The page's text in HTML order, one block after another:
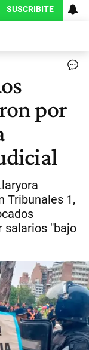
SUSCRIBITE
por
Tribunales 1,
salarios "bajo